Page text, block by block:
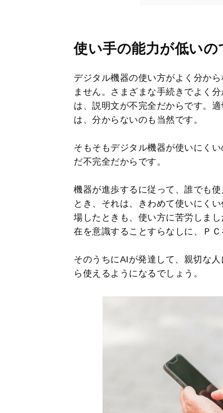
使い手の能力が低い
デジタル機器の使い方がよく分か
ません。さまざまな手続きでよく
は、説明文が不完全だからです。
は、分からないのも当然です。
そもそもデジタル機器が使いにく
だ不完全だからです。
機器が進歩するに従って、誰でも
とき、それは、きわめて使いにく
場したときも、使い方に苦労しま
在を意識することすらなしに、Ｐ
そのうちにAIが発達して、親切な
ら使えるようになるでしょう。